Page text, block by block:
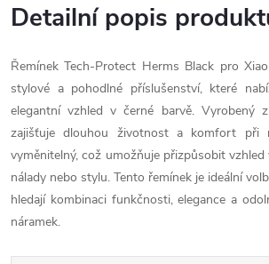
Detailní popis
Řemínek Tech-Protect Herms Black pro
stylové a pohodlné příslušenství, které
elegantní vzhled v černé barvě. Vyrobený
zajišťuje dlouhou životnost a komfort při
vyměnitelný, což umožňuje přizpůsobit vzhled
nálady nebo stylu. Tento řemínek je ideální
hledají kombinaci funkčnosti, elegance a
náramek.